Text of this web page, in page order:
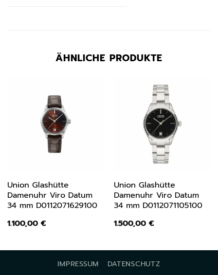
ÄHNLICHE PRODUKTE
Union Glashütte
Damenuhr Viro Datum
34 mm D0112071629100
1.100,00 €
Union Glashütte
Damenuhr Viro Datum
34 mm D0112071105100
1.500,00 €
IMPRESSUM DATENSCHUTZ